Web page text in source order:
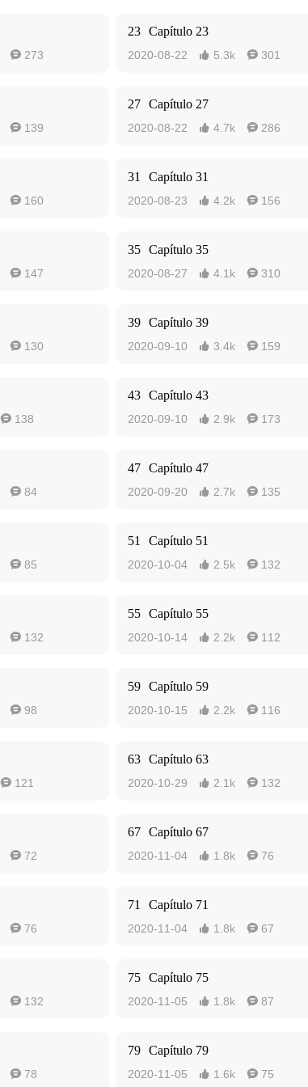
 273
23 Capítulo 23
2020-08-22  5.3k  301
 139
27 Capítulo 27
2020-08-22  4.7k  286
 160
31 Capítulo 31
2020-08-23  4.2k  156
 147
35 Capítulo 35
2020-08-27  4.1k  310
 130
39 Capítulo 39
2020-09-10  3.4k  159
 138
43 Capítulo 43
2020-09-10  2.9k  173
 84
47 Capítulo 47
2020-09-20  2.7k  135
 85
51 Capítulo 51
2020-10-04  2.5k  132
 132
55 Capítulo 55
2020-10-14  2.2k  112
 98
59 Capítulo 59
2020-10-15  2.2k  116
 121
63 Capítulo 63
2020-10-29  2.1k  132
 72
67 Capítulo 67
2020-11-04  1.8k  76
 76
71 Capítulo 71
2020-11-04  1.8k  67
 132
75 Capítulo 75
2020-11-05  1.8k  87
 78
79 Capítulo 79
2020-11-05  1.6k  75